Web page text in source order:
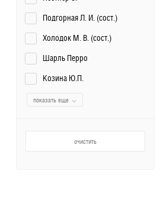
Подгорная Л. И. (сост.)
Холодок М. В. (сост.)
Шарль Перро
Козина Ю.П.
показать еще
очистить